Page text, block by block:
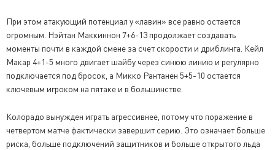
При этом атакующий потенциал у «лавин» все равно остается
огромным. Нэйтан Маккиннон 7+6-13 продолжает создавать
моменты почти в каждой смене за счет скорости и дриблинга. Кейл
Макар 4+1-5 много двигает шайбу через синюю линию и регулярно
подключается под бросок, а Микко Рантанен 5+5-10 остается
ключевым игроком на пятаке и в большинстве.
Колорадо вынужден играть агрессивнее, потому что поражение в
четвертом матче фактически завершит серию. Это означает больше
риска, больше подключений защитников и больше открытого льда